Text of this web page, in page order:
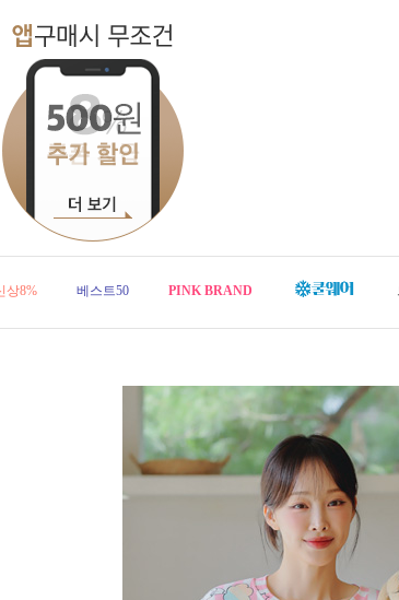
상8% 베스트50 PINK BRAND